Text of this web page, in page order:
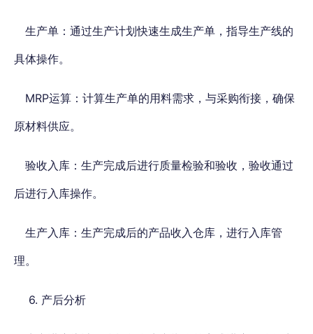
生产单：通过生产计划快速生成生产单，指导生产线的
具体操作。
MRP运算：计算生产单的用料需求，与采购衔接，确保
原材料供应。
验收入库：生产完成后进行质量检验和验收，验收通过
后进行入库操作。
生产入库：生产完成后的产品收入仓库，进行入库管
理。
6. 产后分析